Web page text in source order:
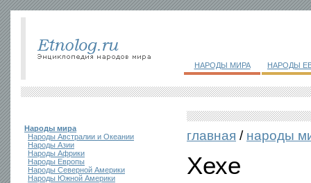
НАРОДЫ МИРА НАРОДЫ
Народы мира
Народы Австралии и Океании
Народы Азии
Народы Африки
Народы Европы
Народы Северной Америки
Народы Южной Америки
главная / народы
Хехе